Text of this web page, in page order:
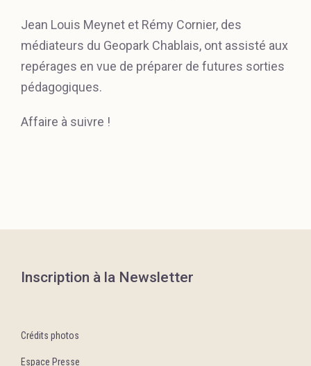
Jean Louis Meynet et Rémy Cornier, des
médiateurs du Geopark Chablais, ont assisté aux
repérages en vue de préparer de futures sorties
pédagogiques.
Affaire à suivre !
Inscription à la Newsletter
Crédits photos
Espace Presse